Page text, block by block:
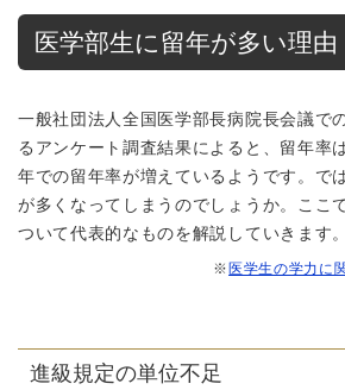
医学部生に留年が多い理由
一般社団法人全国医学部長病院長会議で
るアンケート調査結果によると、留年率
年での留年率が増えているようです。で
が多くなってしまうのでしょうか。ここ
ついて代表的なものを解説していきます。
※ 医学生の学力に
進級規定の単位不足